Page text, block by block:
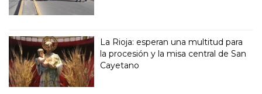
La Rioja: esperan una multitud para
la procesión y la misa central de San
Cayetano